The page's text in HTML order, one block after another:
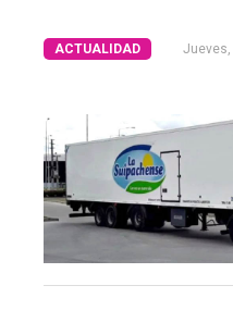
El
único
ACTUALIDAD Jueves,